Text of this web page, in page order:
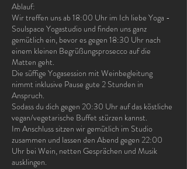
Ablauf:
Wir treffen uns ab 18:00 Uhr im Ich liebe Yoga -
Soulspace Yogastudio und finden uns ganz
gemütlich ein, bevor es gegen 18:30 Uhr nach
einem kleinen Begrüßungsprosecco auf die
Matten geht.
Die süffige Yogasession mit Weinbegleitung
nimmt inklusive Pause gute 2 Stunden in
Anspruch.
Sodass du dich gegen 20:30 Uhr auf das köstliche
vegan/vegetarische Buffet stürzen kannst.
Im Anschluss sitzen wir gemütlich im Studio
zusammen und lassen den Abend gegen 22:00
Uhr bei Wein, netten Gesprächen und Musik
ausklingen.